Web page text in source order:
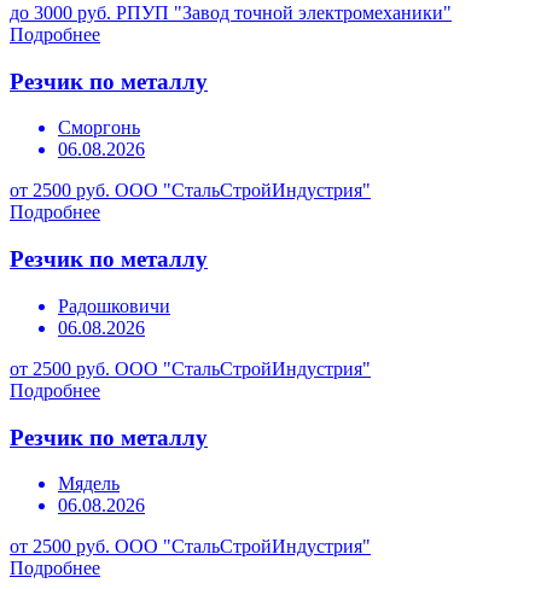
до 3000 руб. РПУП "Завод точной электромеханики"
Подробнее
Резчик по металлу
Сморгонь
06.08.2026
от 2500 руб. ООО "СтальСтройИндустрия"
Подробнее
Резчик по металлу
Радошковичи
06.08.2026
от 2500 руб. ООО "СтальСтройИндустрия"
Подробнее
Резчик по металлу
Мядель
06.08.2026
от 2500 руб. ООО "СтальСтройИндустрия"
Подробнее